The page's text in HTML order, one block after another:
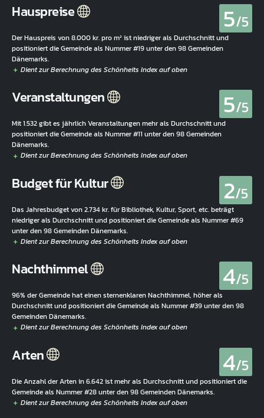
Hauspreise 5/5
Der Hauspreis von 8.000 kr. pro m² ist niedriger als Durchschnitt und
positioniert die Gemeinde als Nummer #19 unter den 98 Gemeinden
Dänemarks.
Veranstaltungen 5/5
Mit 1.532 gibt es jährlich Veranstaltungen mehr als Durchschnitt und
positioniert die Gemeinde als Nummer #11 unter den 98 Gemeinden
Dänemarks.
Budget für Kultur 2/5
Das Jahresbudget von 2.734 kr. für Bibliothek, Kultur, Sport, etc. beträgt
niedriger als Durchschnitt und positioniert die Gemeinde als Nummer #69
unter den 98 Gemeinden Dänemarks.
Nachthimmel 4/5
96% der Gemeinde hat einen sternenklaren Nachthimmel, höher als
Durchschnitt und positioniert die Gemeinde als Nummer #39 unter den 98
Gemeinden Dänemarks.
Arten 4/5
Die Anzahl der Arten in 6.642 ist mehr als Durchschnitt und positioniert die
Gemeinde als Nummer #28 unter den 98 Gemeinden Dänemarks.